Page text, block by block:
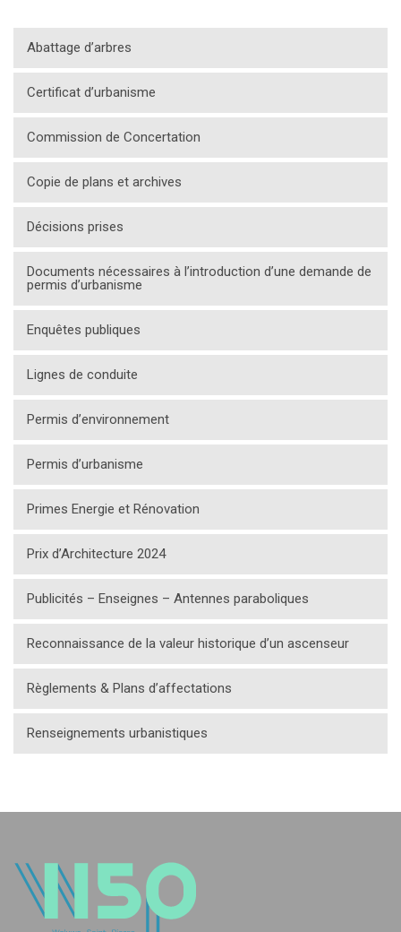
Abattage d’arbres
Certificat d’urbanisme
Commission de Concertation
Copie de plans et archives
Décisions prises
Documents nécessaires à l’introduction d’une demande de
permis d’urbanisme
Enquêtes publiques
Lignes de conduite
Permis d’environnement
Permis d’urbanisme
Primes Energie et Rénovation
Prix d’Architecture 2024
Publicités – Enseignes – Antennes paraboliques
Reconnaissance de la valeur historique d’un ascenseur
Règlements & Plans d’affectations
Renseignements urbanistiques